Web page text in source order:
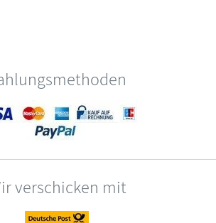
verschicken mit